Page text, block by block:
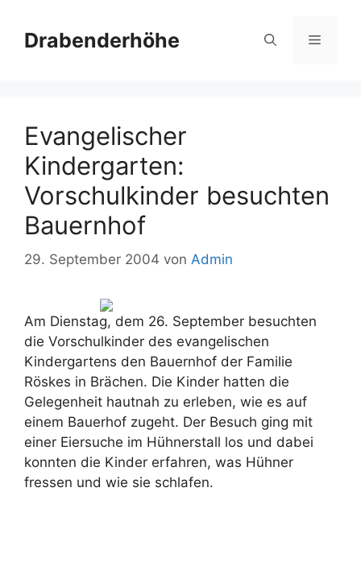
Inhalt
springen
Drabenderhöhe Menü
Evangelischer
Kindergarten:
Vorschulkinder besuchten
Bauernhof
29. September 2004 von Admin
Am Dienstag, dem 26. September besuchten
die Vorschulkinder des evangelischen
Kindergartens den Bauernhof der Familie
Röskes in Brächen. Die Kinder hatten die
Gelegenheit hautnah zu erleben, wie es auf
einem Bauerhof zugeht. Der Besuch ging mit
einer Eiersuche im Hühnerstall los und dabei
konnten die Kinder erfahren, was Hühner
fressen und wie sie schlafen.